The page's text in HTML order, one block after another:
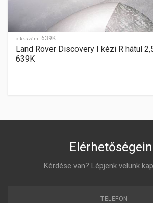
HÁTRAMENET
GYÁRTÁSI ÉV
1994-2002
ZÁR CILINDER ELHELYEZÉSE
jobboldalon
cikkszám: 639K
Land Rover Discovery I kézi R hátul
639K
Kérdése van? Lépjenk velünk
TELEFON